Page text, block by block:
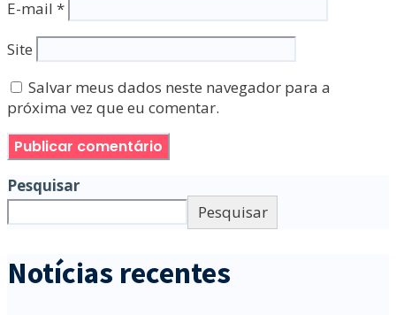
E-mail *
Site
Salvar meus dados neste navegador para a
próxima vez que eu comentar.
Pesquisar
Pesquisar
Notícias recentes